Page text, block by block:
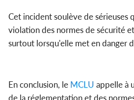
Cet incident soulève de sérieuses
violation des normes de sécurité
surtout lorsqu'elle met en danger
En conclusion, le MCLU appelle à